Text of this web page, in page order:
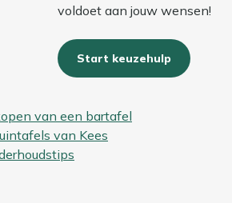
voldoet aan jouw wensen!
Start keuzehulp
van een bartafel
van Kees